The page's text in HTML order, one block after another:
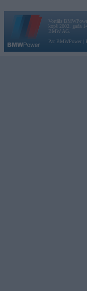
Vortāls
kopš 2002. gada
BMW AG.
Par BMWPower